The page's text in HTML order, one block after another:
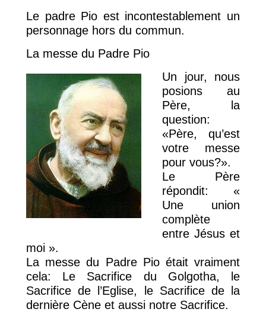
Le padre Pio est incontestablement un
personnage hors du commun.
La messe du Padre Pio
Un jour, nous
posions au
Père, la
question:
«Père, qu’est
votre messe
pour vous?».
Le Père
répondit: «
Une union
complète
entre Jésus et
moi ».
La messe du Padre Pio était vraiment
cela: Le Sacrifice du Golgotha, le
Sacrifice de l’Eglise, le Sacrifice de la
dernière Cène et aussi notre Sacrifice.